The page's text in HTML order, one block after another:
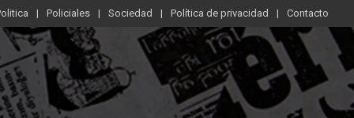
Policiales Sociedad Política de privacidad Contacto